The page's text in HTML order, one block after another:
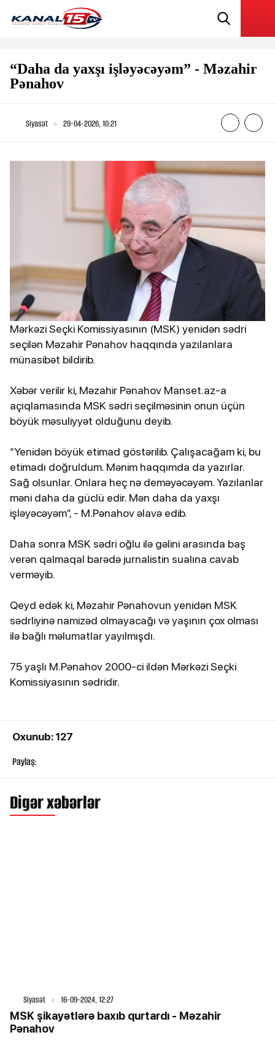
“Daha da yaxşı işləyəcəyəm” - Məzahir
Pənahov
Siyasət 29-04-2026, 10:21
Mərkəzi Seçki Komissiyasının (MSK) yenidən sədri
seçilən Məzahir Pənahov haqqında yazılanlara
münasibət bildirib.
Xəbər verilir ki, Məzahir Pənahov Manset.az-a
açıqlamasında MSK sədri seçilməsinin onun üçün
böyük məsuliyyət olduğunu deyib.
“Yenidən böyük etimad göstərilib. Çalışacağam ki, bu
etimadı doğruldum. Mənim haqqımda da yazırlar.
Sağ olsunlar. Onlara heç nə deməyəcəyəm. Yazılanlar
məni daha da güclü edir. Mən daha da yaxşı
işləyəcəyəm”, - M.Pənahov əlavə edib.
Daha sonra MSK sədri oğlu ilə gəlini arasında baş
verən qalmaqal barədə jurnalistin sualına cavab
verməyib.
Qeyd edək ki, Məzahir Pənahovun yenidən MSK
sədrliyinə namizəd olmayacağı və yaşının çox olması
ilə bağlı məlumatlar yayılmışdı.
75 yaşlı M.Pənahov 2000-ci ildən Mərkəzi Seçki
Komissiyasının sədridir.
Oxunub: 127
Paylaş:
Digər xəbərlər
Siyasət 16-09-2024, 12:27
MSK şikayətlərə baxıb qurtardı - Məzahir
Pənahov